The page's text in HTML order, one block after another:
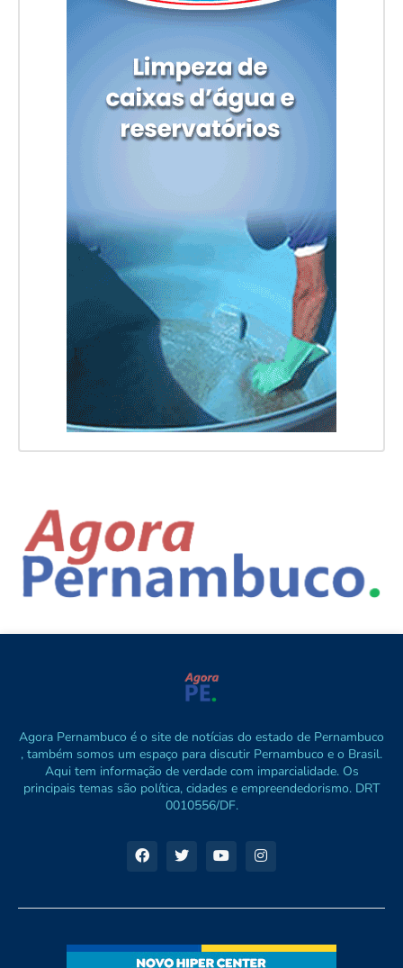
Agora Pernambuco é o site de notícias do estado de Pernambuco
, também somos um espaço para discutir Pernambuco e o Brasil.
Aqui tem informação de verdade com imparcialidade. Os
principais temas são política, cidades e empreendedorismo. DRT
0010556/DF.